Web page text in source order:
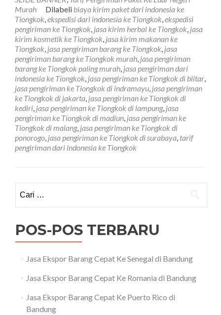
Barang
Tiongkok
Tarif
Murah
Dilabeli biaya kirim paket dari indonesia ke
Tiongkok,ekspedisi dari indonesia ke Tiongkok,ekspedisi
pengiriman ke Tiongkok, jasa kirim herbal ke Tiongkok, jasa
kirim kosmetik ke Tiongkok, jasa kirim makanan ke
Tiongkok, jasa pengiriman barang ke Tiongkok, jasa
pengiriman barang ke Tiongkok murah, jasa pengiriman
barang ke Tiongkok paling murah, jasa pengiriman dari
indonesia ke Tiongkok, jasa pengiriman ke Tiongkok di blitar,
jasa pengiriman ke Tiongkok di indramayu, jasa pengiriman
ke Tiongkok di jakarta, jasa pengiriman ke Tiongkok di
kediri, jasa pengiriman ke Tiongkok di lampung, jasa
pengiriman ke Tiongkok di madiun, jasa pengiriman ke
Tiongkok di malang, jasa pengiriman ke Tiongkok di
ponorogo, jasa pengiriman ke Tiongkok di surabaya, tarif
pengiriman dari indonesia ke Tiongkok
untuk:
POS-POS TERBARU
Jasa Ekspor Barang Cepat Ke Senegal di Bandung
Jasa Ekspor Barang Cepat Ke Romania di Bandung
Jasa Ekspor Barang Cepat Ke Puerto Rico di
Bandung